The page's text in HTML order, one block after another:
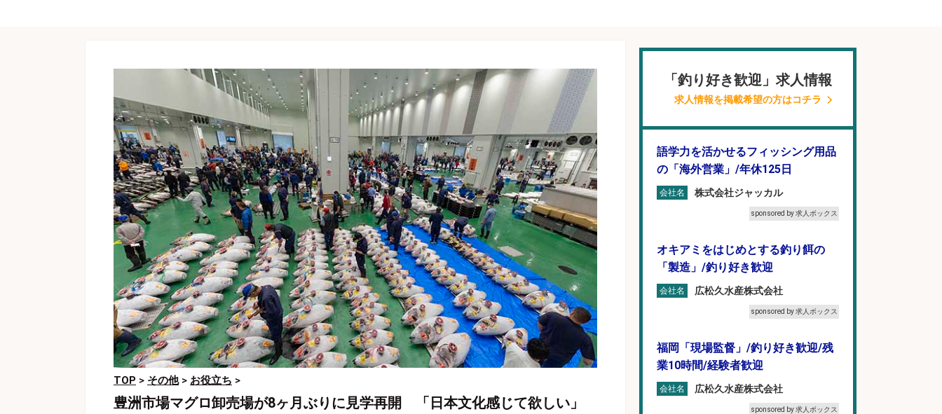
TOP > その他> お役立ち >
豊洲市場マグロ卸売場が8ヶ月ぶりに見学再開 「日本文化感じて欲しい」
「釣り好き歓迎」求人情報
求人情報を掲載希望の方はコチラ
語学力を活かせるフィッシング用品
の「海外営業」/年休125日
会社名 株式会社ジャッカル
sponsored by 求人ボックス
オキアミをはじめとする釣り餌の
「製造」/釣り好き歓迎
会社名 広松久水産株式会社
sponsored by 求人ボックス
福岡「現場監督」/釣り好き歓迎/残
業10時間/経験者歓迎
会社名 広松久水産株式会社
sponsored by 求人ボックス